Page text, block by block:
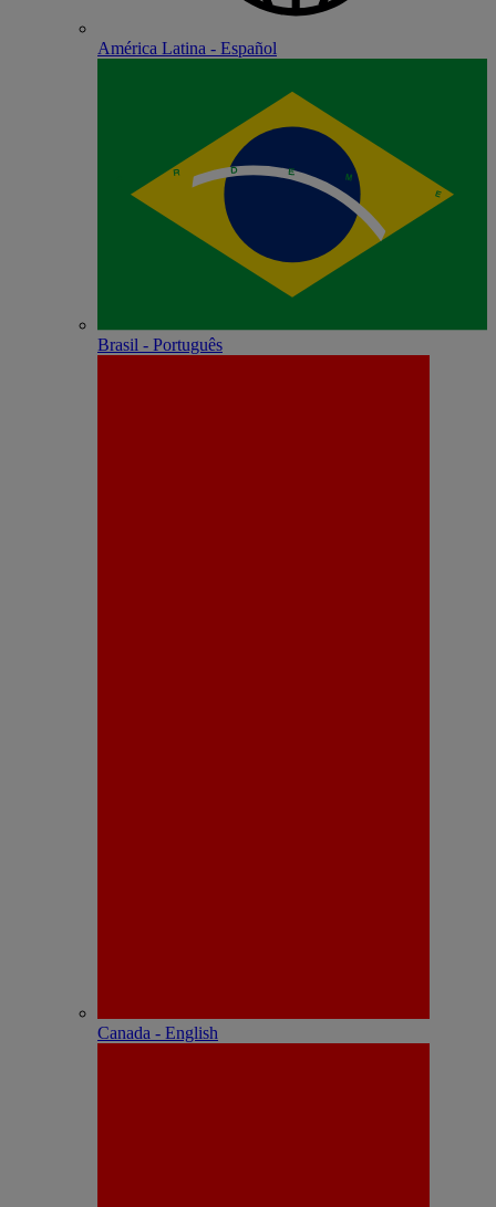
América Latina - Español
Brasil - Português
Canada - English